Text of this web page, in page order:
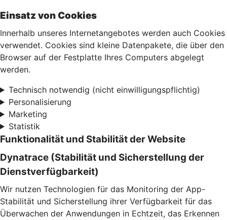
Einsatz von Cookies
Innerhalb unseres Internetangebotes werden auch Cookies
verwendet. Cookies sind kleine Datenpakete, die über den
Browser auf der Festplatte Ihres Computers abgelegt
werden.
Technisch notwendig (nicht einwilligungspflichtig)
Personalisierung
Marketing
Statistik
Funktionalität und Stabilität der Website
Dynatrace (Stabilität und Sicherstellung der
Dienstverfügbarkeit)
Wir nutzen Technologien für das Monitoring der App-
Stabilität und Sicherstellung ihrer Verfügbarkeit für das
Überwachen der Anwendungen in Echtzeit, das Erkennen